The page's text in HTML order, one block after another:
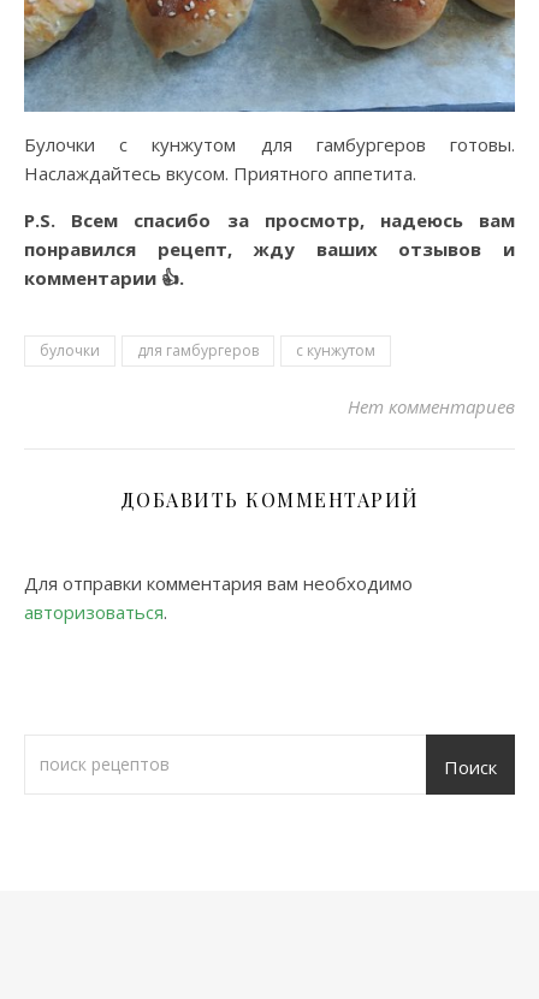
Булочки с кунжутом для гамбургеров готовы.
Наслаждайтесь вкусом. Приятного аппетита.
P.S. Всем спасибо за просмотр, надеюсь вам
понравился рецепт, жду ваших отзывов и
комментарии 👍.
булочки для гамбургеров с кунжутом
Нет комментариев
ДОБАВИТЬ КОММЕНТАРИЙ
Для отправки комментария вам необходимо
авторизоваться.
Поиск